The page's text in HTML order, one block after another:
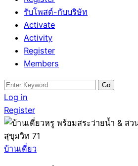
รับโพสต์-กับบริษัท
Activate
Activity
Register
Members
Search
for:
Log in
Register
บ้านเดี่ยว